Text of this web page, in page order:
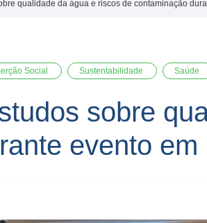
qualidade da água e riscos de contaminação
Social Sustentabilidade Saúde
sobre
evento